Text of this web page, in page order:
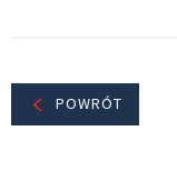
POWRÓT